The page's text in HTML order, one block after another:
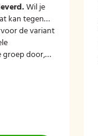
Wil je
kan tegen
de variant
groep door,